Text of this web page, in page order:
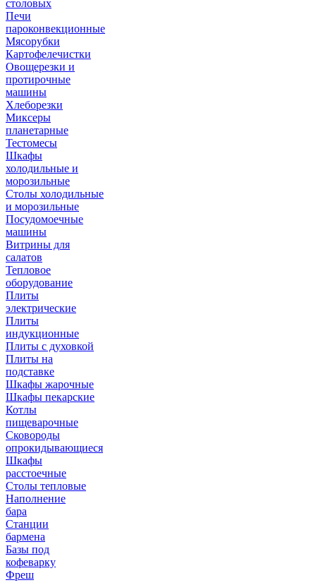
столовых
Печи
пароконвекционные
Мясорубки
Картофелечистки
Овощерезки и
протирочные
машины
Хлеборезки
Миксеры
планетарные
Тестомесы
Шкафы
холодильные и
морозильные
Столы холодильные
и морозильные
Посудомоечные
машины
Витрины для
салатов
Тепловое
оборудование
Плиты
электрические
Плиты
индукционные
Плиты с духовкой
Плиты на
подставке
Шкафы жарочные
Шкафы пекарские
Котлы
пищеварочные
Сковороды
опрокидывающиеся
Шкафы
расстоечные
Столы тепловые
Наполнение
бара
Станции
бармена
Базы под
кофеварку
Фреш